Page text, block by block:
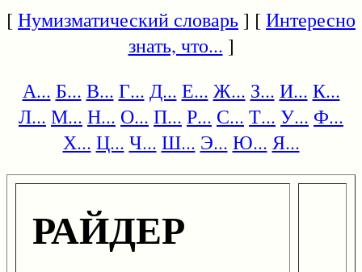
[Нумизматический словарь] [Интересно
знать, что... ]
А... Б... В... Г... Д... Е... Ж... З... И... К...
Л... М... Н... О... П... Р... С... Т... У... Ф...
Х... Ц... Ч... Ш... Э... Ю... Я...
РАЙДЕР